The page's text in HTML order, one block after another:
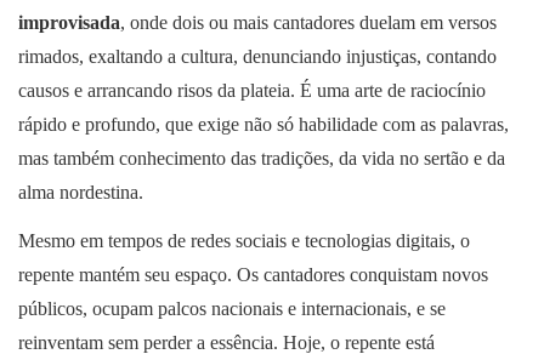
improvisada, onde dois ou mais cantadores duelam em versos
rimados, exaltando a cultura, denunciando injustiças, contando
causos e arrancando risos da plateia. É uma arte de raciocínio
rápido e profundo, que exige não só habilidade com as palavras,
mas também conhecimento das tradições, da vida no sertão e da
alma nordestina.
Mesmo em tempos de redes sociais e tecnologias digitais, o
repente mantém seu espaço. Os cantadores conquistam novos
públicos, ocupam palcos nacionais e internacionais, e se
reinventam sem perder a essência. Hoje, o repente está